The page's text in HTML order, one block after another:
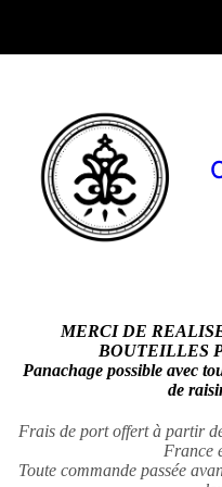
MERCI DE
BOUTEILLES
Panachage possible avec
de
Frais de port offert à partir
France
Toute commande passée